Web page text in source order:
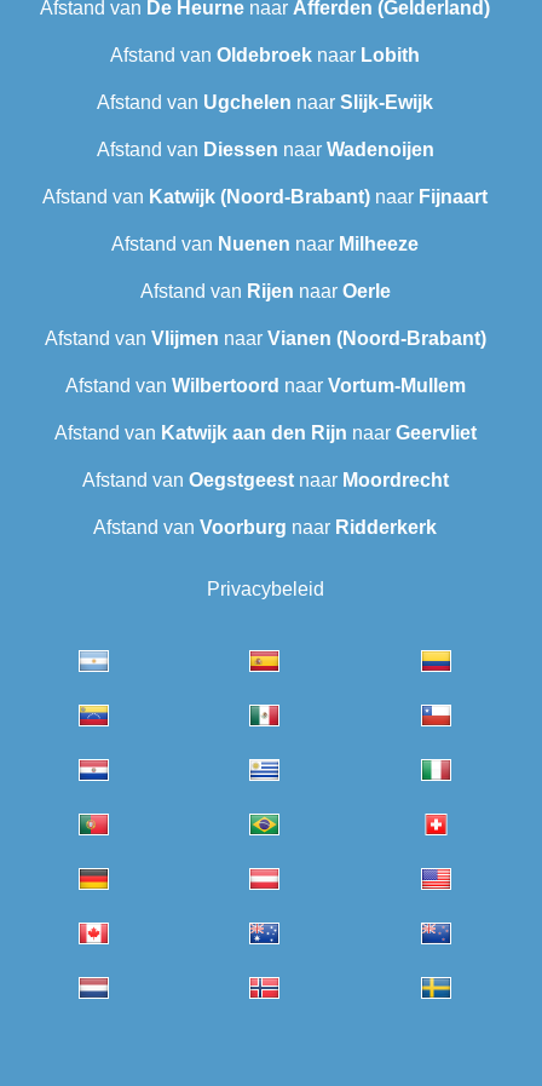
Afstand van De Heurne naar Afferden (Gelderland)
Afstand van Oldebroek naar Lobith
Afstand van Ugchelen naar Slijk-Ewijk
Afstand van Diessen naar Wadenoijen
Afstand van Katwijk (Noord-Brabant) naar Fijnaart
Afstand van Nuenen naar Milheeze
Afstand van Rijen naar Oerle
Afstand van Vlijmen naar Vianen (Noord-Brabant)
Afstand van Wilbertoord naar Vortum-Mullem
Afstand van Katwijk aan den Rijn naar Geervliet
Afstand van Oegstgeestnaar Moordrecht
Afstand van Voorburg naar Ridderkerk
Privacybeleid